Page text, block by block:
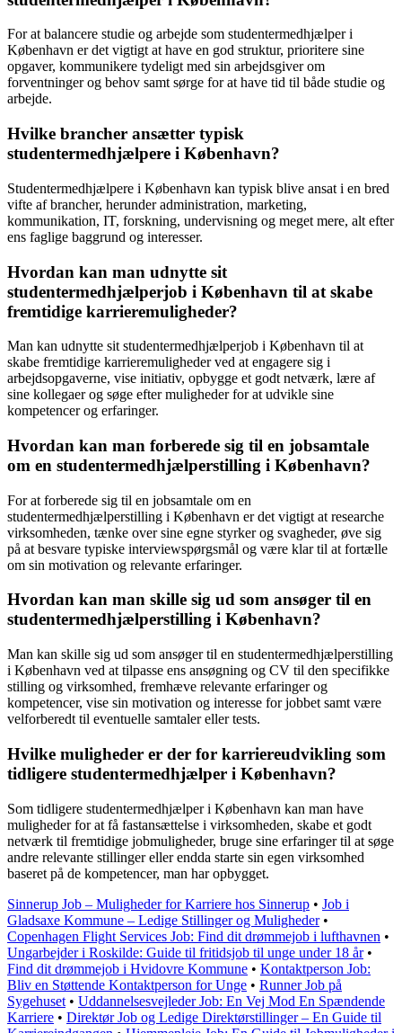
For at balancere studie og arbejde som studentermedhjælper i
København er det vigtigt at have en god struktur, prioritere sine
opgaver, kommunikere tydeligt med sin arbejdsgiver om
forventninger og behov samt sørge for at have tid til både studie og
arbejde.
Hvilke brancher ansætter typisk
studentermedhjælpere i København?
Studentermedhjælpere i København kan typisk blive ansat i en bred
vifte af brancher, herunder administration, marketing,
kommunikation, IT, forskning, undervisning og meget mere, alt efter
ens faglige baggrund og interesser.
Hvordan kan man udnytte sit
studentermedhjælperjob i København til at skabe
fremtidige karrieremuligheder?
Man kan udnytte sit studentermedhjælperjob i København til at
skabe fremtidige karrieremuligheder ved at engagere sig i
arbejdsopgaverne, vise initiativ, opbygge et godt netværk, lære af
sine kollegaer og søge efter muligheder for at udvikle sine
kompetencer og erfaringer.
Hvordan kan man forberede sig til en jobsamtale
om en studentermedhjælperstilling i København?
For at forberede sig til en jobsamtale om en
studentermedhjælperstilling i København er det vigtigt at researche
virksomheden, tænke over sine egne styrker og svagheder, øve sig
på at besvare typiske interviewspørgsmål og være klar til at fortælle
om sin motivation og relevante erfaringer.
Hvordan kan man skille sig ud som ansøger til en
studentermedhjælperstilling i København?
Man kan skille sig ud som ansøger til en studentermedhjælperstilling
i København ved at tilpasse ens ansøgning og CV til den specifikke
stilling og virksomhed, fremhæve relevante erfaringer og
kompetencer, vise sin motivation og interesse for jobbet samt være
velforberedt til eventuelle samtaler eller tests.
Hvilke muligheder er der for karriereudvikling som
tidligere studentermedhjælper i København?
Som tidligere studentermedhjælper i København kan man have
muligheder for at få fastansættelse i virksomheden, skabe et godt
netværk til fremtidige jobmuligheder, bruge sine erfaringer til at søge
andre relevante stillinger eller endda starte sin egen virksomhed
baseret på de kompetencer, man har opbygget.
Sinnerup Job – Muligheder for Karriere hos Sinnerup • Job i
Gladsaxe Kommune – Ledige Stillinger og Muligheder•
Copenhagen Flight Services Job: Find dit drømmejob i lufthavnen •
Ungarbejder i Roskilde: Guide til fritidsjob til unge under 18 år•
Find dit drømmejob i Hvidovre Kommune • Kontaktperson Job:
Bliv en Støttende Kontaktperson for Unge • Runner Job på
Sygehuset • Uddannelsesvejleder Job: En Vej Mod En Spændende
Karriere • Direktør Job og Ledige Direktørstillinger – En Guide til